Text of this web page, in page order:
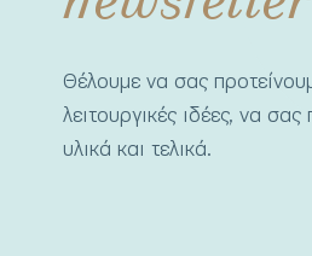
Θέλουμε να σας
λειτουργικές ιδέες, να
υλικά και τελικά.